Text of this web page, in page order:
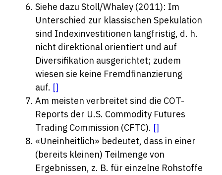
Siehe dazu Stoll/Whaley (2011): Im
Unterschied zur klassischen Spekulation
sind Indexinvestitionen langfristig, d. h.
nicht direktional orientiert und auf
Diversifikation ausgerichtet; zudem
wiesen sie keine Fremdfinanzierung
auf. []
Am meisten verbreitet sind die COT-
Reports der U.S. Commodity Futures
Trading Commission (CFTC). []
«Uneinheitlich» bedeutet, dass in einer
(bereits kleinen) Teilmenge von
Ergebnissen, z. B. für einzelne Rohstoffe